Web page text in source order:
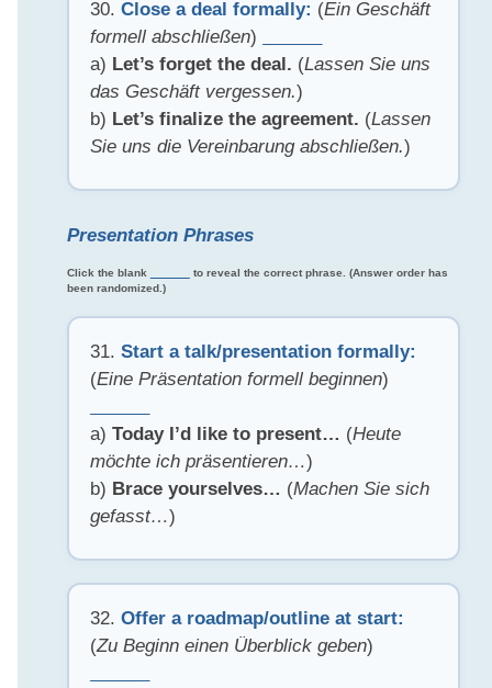
30.Close a deal formally: (Ein Geschäft
formell abschließen)
a) Let’s forget the deal. (Lassen Sie uns
das Geschäft vergessen.)
b) Let’s finalize the agreement. (Lassen
Sie uns die Vereinbarung abschließen.)
Presentation Phrases
Click the blank
to reveal the correct phrase. (Answer order has
been randomized.)
31.Start a talk/presentation formally:
(Eine Präsentation formell beginnen)
a)Today I’d like to present… (Heute
möchte ich präsentieren…)
b) Brace yourselves… (Machen Sie sich
gefasst…)
32.Offer a roadmap/outline at start:
(Zu Beginn einen Überblick geben)